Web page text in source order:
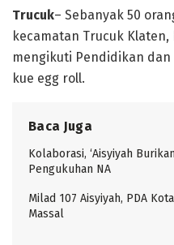
Trucuk– Sebanyak 50
kecamatan Trucuk
mengikuti Pendidikan
kue egg roll.
Baca Juga
Kolaborasi, ‘Aisyiyah
Pengukuhan NA
Milad 107 Aisyiyah, PDA
Massal